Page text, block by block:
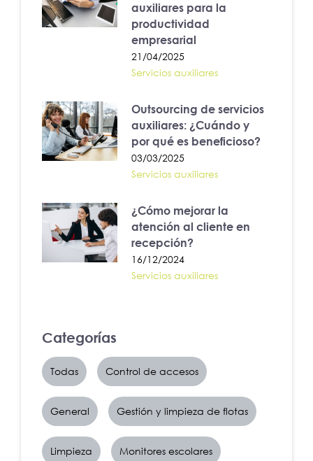
auxiliares para la
productividad
empresarial
21/04/2025
Servicios auxiliares
Outsourcing de servicios
auxiliares: ¿Cuándo y
por qué es beneficioso?
03/03/2025
Servicios auxiliares
¿Cómo mejorar la
atención al cliente en
recepción?
16/12/2024
Servicios auxiliares
Categorías
Todas Control de accesos
General Gestión y limpieza de flotas
Limpieza Monitores escolares